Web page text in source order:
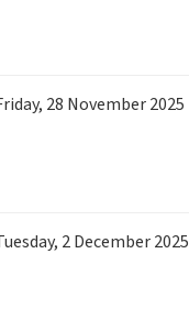
, 28 November 2025
, 2December 2025